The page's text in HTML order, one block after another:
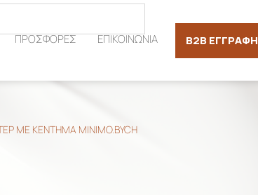
ΠΡΟΣΦΟΡΕΣ ΕΠΙΚΟΙΝΩΝΙΑ B2B ΕΓΓΡΑΦΉ
ΜΕ ΚΕΝΤΗΜΑ MINIMO.BYCH